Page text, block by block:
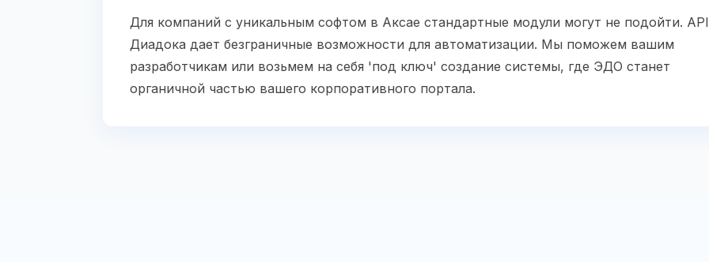
Для компаний с уникальным софтом в Аксае стандартные модули могут не подойти. API
Диадока дает безграничные возможности для автоматизации. Мы поможем вашим
разработчикам или возьмем на себя 'под ключ' создание системы, где ЭДО станет
органичной частью вашего корпоративного портала.